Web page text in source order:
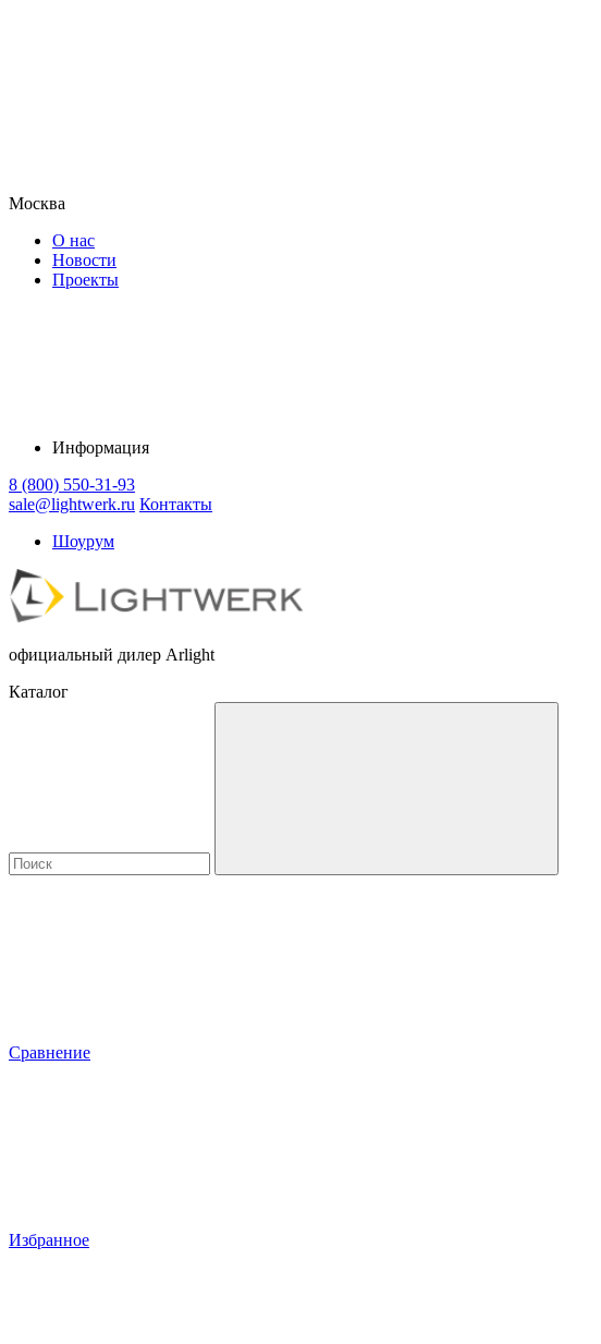
Москва
О нас
Новости
Проекты
Информация
8 (800) 550-31-93
sale@lightwerk.ru Контакты
Шоурум
официальный дилер Arlight
Каталог
Сравнение
Избранное